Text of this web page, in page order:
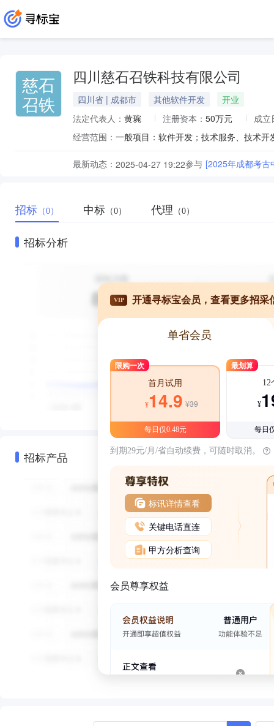
慈石
召铁
四川慈石召铁科技有限公司
四川省 | 成都市 其他软件开发
开业
法定代表人： 黄琬 注册资本： 50万元
成立
经营范围：
最新动态： 2025-04-27 19:22参与 [2025年成都考古
招标 （0） 中标 （0） 代理 （0）
招标分析
招标产品
VIP 开通寻标宝会员，查看更多招采
单省会员
限购一次
首月试用
¥14.9 ¥39
每日仅0.48元
最划算
12
¥
每日
到期29元/月/省自动续费，可随时取消。
标讯详情查看
关键电话直连
甲方分析查询
会员尊享权益